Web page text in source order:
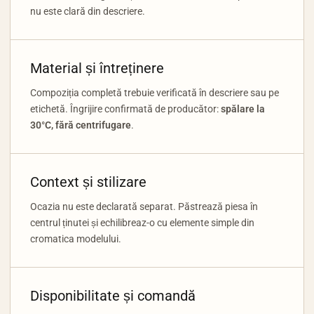
nu este clară din descriere.
Material și întreținere
Compoziția completă trebuie verificată în descriere sau pe
etichetă. Îngrijire confirmată de producător:spălare la
30°C, fără centrifugare.
Context și stilizare
Ocazia nu este declarată separat. Păstrează piesa în
centrul ținutei și echilibreaz-o cu elemente simple din
cromatica modelului.
Disponibilitate și comandă